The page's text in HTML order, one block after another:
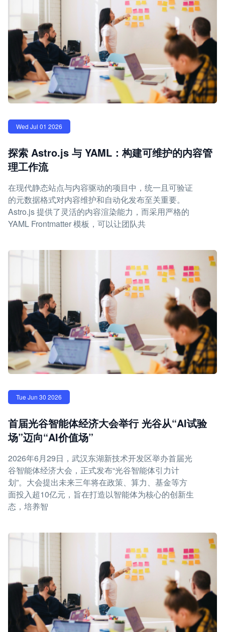
Wed Jul 01 2026
探索 Astro.js 与 YAML：构建可维护的内容管
理工作流
在现代静态站点与内容驱动的项目中，统一且可验证
的元数据格式对内容维护和自动化发布至关重要。
Astro.js 提供了灵活的内容渲染能力，而采用严格的
YAML Frontmatter 模板，可以让团队共
Tue Jun 30 2026
首届光谷智能体经济大会举行 光谷从“AI试验
场”迈向“AI价值场”
2026年6月29日，武汉东湖新技术开发区举办首届光
谷智能体经济大会，正式发布“光谷智能体引力计
划”。大会提出未来三年将在政策、算力、基金等方
面投入超10亿元，旨在打造以智能体为核心的创新生
态，培养智